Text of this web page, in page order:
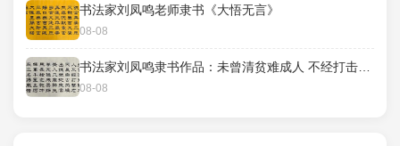
书法家刘凤鸣老师隶书《大悟无言》
08-08
08-08